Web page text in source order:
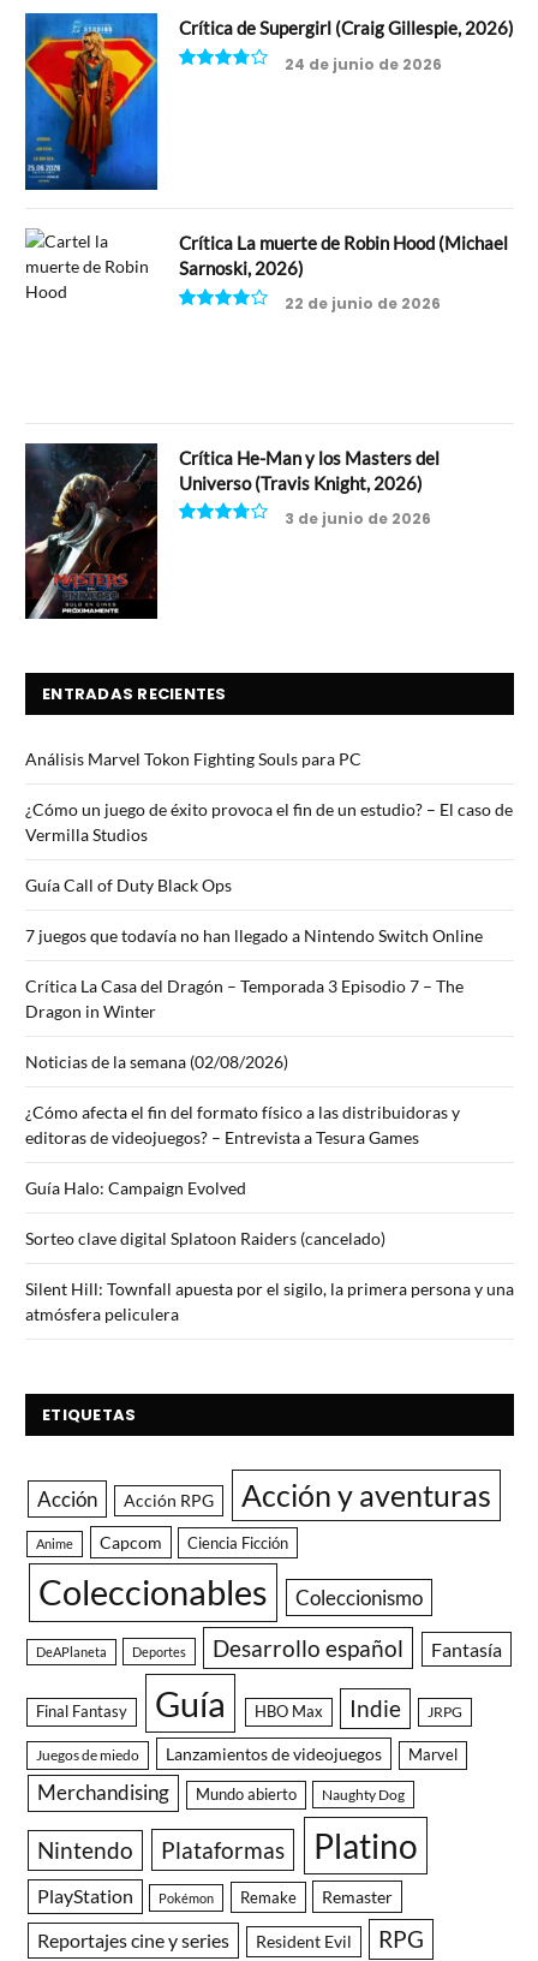
Crítica de Supergirl (Craig Gillespie, 2026)
24 de junio de 2026
Crítica La muerte de Robin Hood (Michael
Sarnoski, 2026)
22 de junio de 2026
Crítica He-Man y los Masters del
Universo (Travis Knight, 2026)
3 de junio de 2026
ENTRADAS RECIENTES
Análisis Marvel Tokon Fighting Souls para PC
¿Cómo un juego de éxito provoca el fin de un estudio? – El caso de
Vermilla Studios
Guía Call of Duty Black Ops
7 juegos que todavía no han llegado a Nintendo Switch Online
Crítica La Casa del Dragón – Temporada 3 Episodio 7 – The
Dragon in Winter
Noticias de la semana (02/08/2026)
¿Cómo afecta el fin del formato físico a las distribuidoras y
editoras de videojuegos? – Entrevista a Tesura Games
Guía Halo: Campaign Evolved
Sorteo clave digital Splatoon Raiders (cancelado)
Silent Hill: Townfall apuesta por el sigilo, la primera persona y una
atmósfera peliculera
ETIQUETAS
Acción Acción RPG Acción y aventuras
Anime Capcom Ciencia Ficción
Coleccionables Coleccionismo
DeAPlaneta Deportes Desarrollo español Fantasía
Final Fantasy Guía HBO Max Indie JRPG
Juegos de miedo Lanzamientos de videojuegos Marvel
Merchandising Mundo abierto Naughty Dog
Nintendo Plataformas Platino
PlayStation Pokémon Remake Remaster
Reportajes cine y series Resident Evil RPG